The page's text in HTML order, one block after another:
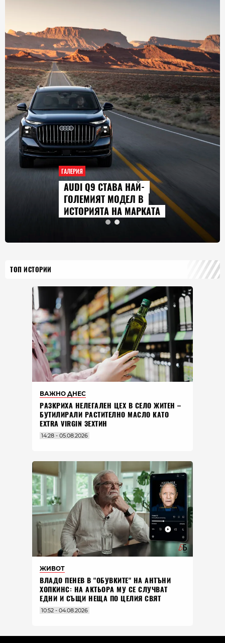
ГАЛЕРИЯ
AUDI Q9 СТАВА НАЙ-
ГОЛЕМИЯТ МОДЕЛ В
ИСТОРИЯТА НА МАРКАТА
ТОП ИСТОРИИ
ВАЖНО ДНЕС
РАЗКРИХА НЕЛЕГАЛЕН ЦЕХ В СЕЛО ЖИТЕН –
БУТИЛИРАЛИ РАСТИТЕЛНО МАСЛО КАТО
EXTRA VIRGIN ЗЕХТИН
14:28 - 05.08.2026
ЖИВОТ
ВЛАДO ПЕНЕВ В "ОБУВКИТЕ" НА АНТЪНИ
ХОПКИНС: НА АКТЬОРА МУ СЕ СЛУЧВАТ
ЕДНИ И СЪЩИ НЕЩА ПО ЦЕЛИЯ СВЯТ
10:52 - 04.08.2026